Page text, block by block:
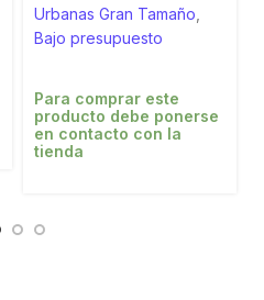
Urbanas Gran Tamaño
Bajo presupuesto
Para comprar este
producto debe ponerse
en contacto con la
tienda